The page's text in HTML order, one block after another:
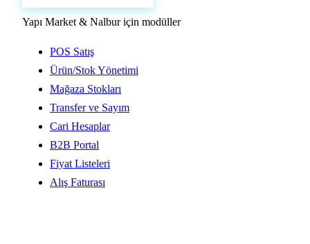
Yapı Market & Nalbur için modüller
POS Satış
Ürün/Stok Yönetimi
Mağaza Stokları
Transfer ve Sayım
Cari Hesaplar
B2B Portal
Fiyat Listeleri
Alış Faturası